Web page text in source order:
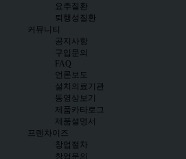
요추질환
퇴행성질환
커뮤니티
공지사항
구입문의
FAQ
언론보도
설치의료기관
동영상보기
제품카타로그
제품설명서
프렌차이즈
창업절차
창업문의